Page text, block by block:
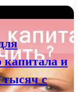
капитала и
с